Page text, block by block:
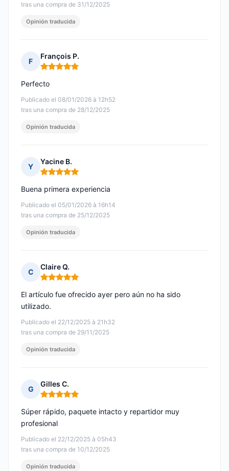
tras una compra de 31/12/2025
Opinión traducida
F
François P.
Nota: 5 de 5
Publicado el 08/01/2026 à 12h52
tras una compra de 28/12/2025
Perfecto
Opinión traducida
Y
Yacine B.
Nota: 5 de 5
Publicado el 05/01/2026 à 16h14
tras una compra de 25/12/2025
Buena primera experiencia
Opinión traducida
C
Claire Q.
Nota: 5 de 5
Publicado el 22/12/2025 à 21h32
tras una compra de 29/11/2025
El artículo fue ofrecido ayer pero aún no ha sido
utilizado.
Opinión traducida
G
Gilles C.
Nota: 5 de 5
Publicado el 22/12/2025 à 05h43
tras una compra de 10/12/2025
Súper rápido, paquete intacto y repartidor muy
profesional
Opinión traducida